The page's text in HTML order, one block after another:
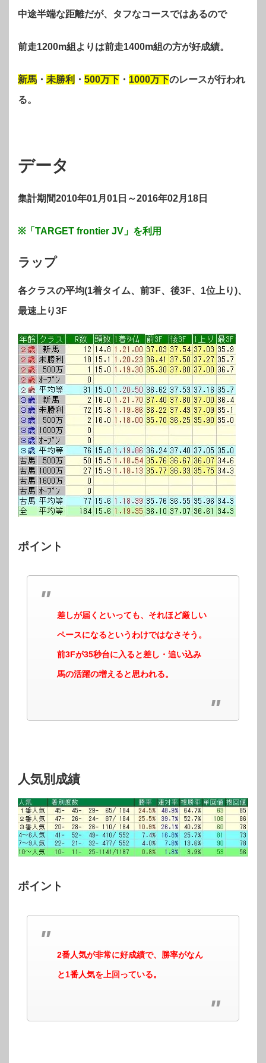
中途半端な距離だが、タフなコースではあるので
前走1200m組よりは前走1400m組の方が好成績。
新馬 ・ 未勝利 ・ 500万下 ・ 1000万下のレースが行われ
る。
データ
集計期間2010年01月01日～2016年02月18日
※「TARGET frontier JV」を利用
ラップ
各クラスの平均(1着タイム、前3F、後3F、1位上り)、
最速上り3F
ポイント
差しが届くといっても、それほど厳しい
ペースになるというわけではなさそう。
前3Fが35秒台に入ると差し・追い込み
馬の活躍の増えると思われる。
人気別成績
ポイント
2番人気が非常に好成績で、勝率がなん
と1番人気を上回っている。